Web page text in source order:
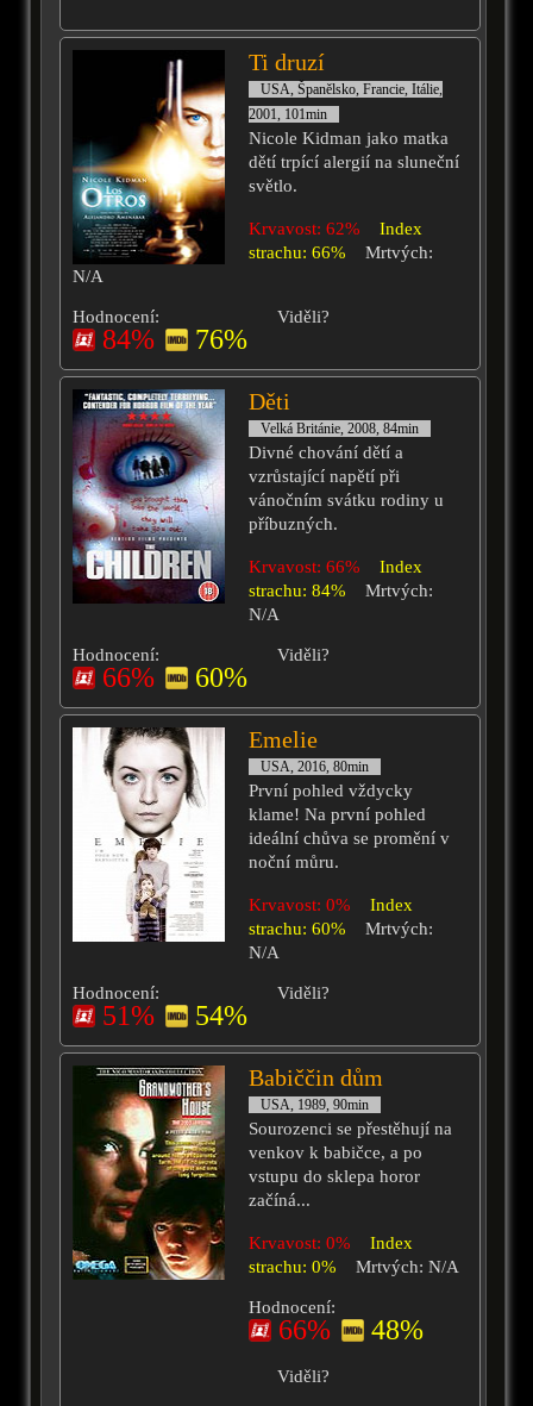
Ti druzí
USA, Španělsko, Francie, Itálie,
2001, 101min
Nicole Kidman jako matka
dětí trpící alergií na sluneční
světlo.
Krvavost: 62%
Index
strachu: 66%
Mrtvých:
N/A
Hodnocení:
84% 76%
Viděli?
Děti
Velká Británie, 2008, 84min
Divné chování dětí a
vzrůstající napětí při
vánočním svátku rodiny u
příbuzných.
Krvavost: 66%
Index
strachu: 84%
Mrtvých:
N/A
Hodnocení:
66% 60%
Viděli?
Emelie
USA, 2016, 80min
První pohled vždycky
klame! Na první pohled
ideální chůva se promění v
noční můru.
Krvavost: 0%
Index
strachu: 60%
Mrtvých:
N/A
Hodnocení:
51% 54%
Viděli?
Babiččin dům
USA, 1989, 90min
Sourozenci se přestěhují na
venkov k babičce, a po
vstupu do sklepa horor
začíná...
Krvavost: 0%
Index
strachu: 0%
Mrtvých: N/A
Hodnocení:
66% 48%
Viděli?